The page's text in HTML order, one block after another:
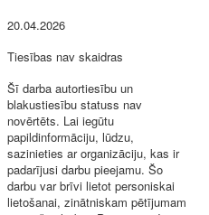
20.04.2026
Tiesības nav skaidras
Šī darba autortiesību un
blakustiesību statuss nav
novērtēts. Lai iegūtu
papildinformāciju, lūdzu,
sazinieties ar organizāciju, kas ir
padarījusi darbu pieejamu. Šo
darbu var brīvi lietot personiskai
lietošanai, zinātniskam pētījumam